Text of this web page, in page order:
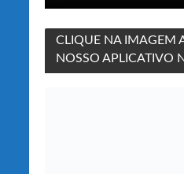
CLIQUE NA IMAGEM
NOSSO APLICATIVO